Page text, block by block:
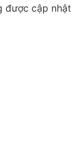
được cập nhật